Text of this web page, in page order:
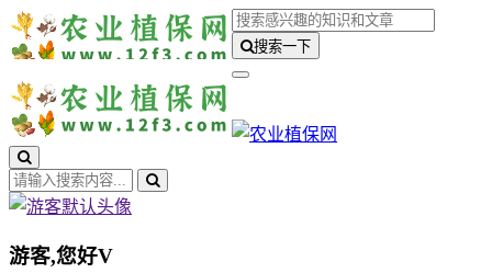
搜索一下
游客,您好V